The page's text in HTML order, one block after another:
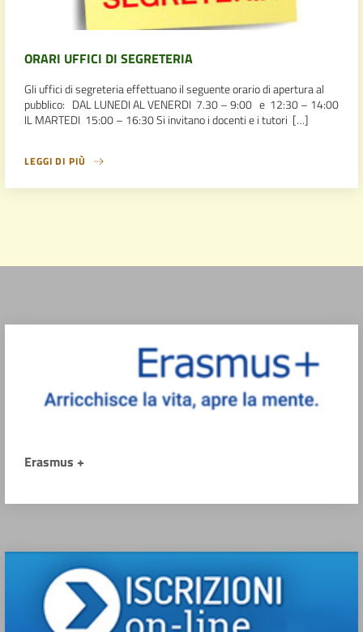
ORARI UFFICI DI SEGRETERIA
Gli uffici di segreteria effettuano il seguente orario di apertura al
pubblico: DAL LUNEDI AL VENERDI 7.30 – 9:00 e 12:30 – 14:00
IL MARTEDI 15:00 – 16:30 Si invitano i docenti e i tutori […]
LEGGI DI PIÙ
Erasmus +